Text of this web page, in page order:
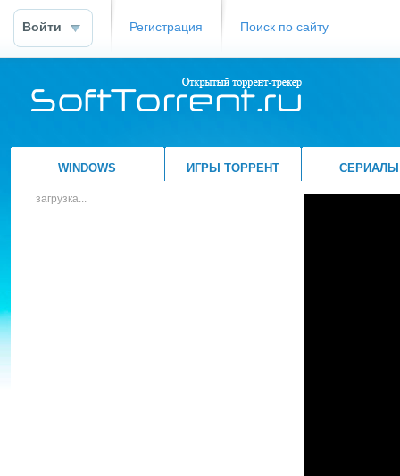
Войти Регистрация Поиск по сайту
WINDOWS ИГРЫ ТОРРЕНТ СЕРИАЛЫ
загрузка...